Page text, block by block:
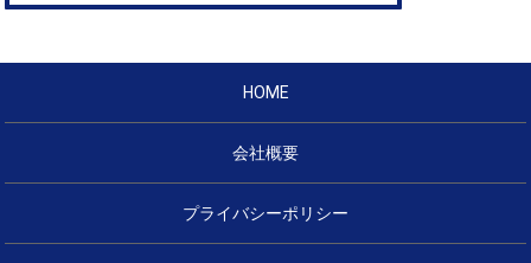
HOME
会社概要
プライバシーポリシー